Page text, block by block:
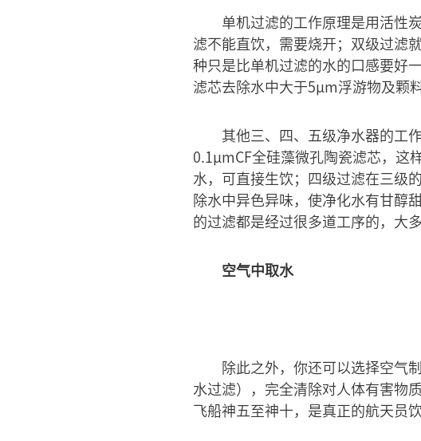
单机过滤的工作原理是用活性
滤不能直饮，需要烧开；双级过滤
种只是比单机过滤的水的口感要好
滤芯去除水中大于5μm浮游物及颗
其他三、四、五级净水器的工
0.1μmCF全硅藻微孔陶瓷滤芯，这
水，可直接生饮；四级过滤在三级
除水中异色异味，使净化水有甘醇
的过滤都是经过很多道工序的，大
空气中取水
除此之外，你还可以选择空气
水过滤），完全清除对人体有害物
飞船神五至神十，是真正的航天员饮